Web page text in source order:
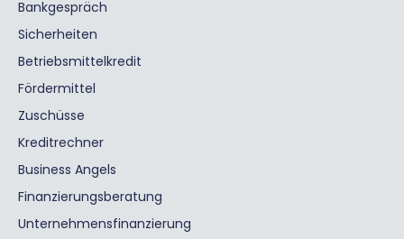
Bankgespräch
Sicherheiten
Betriebsmittelkredit
Fördermittel
Zuschüsse
Kreditrechner
Business Angels
Finanzierungsberatung
Unternehmensfinanzierung